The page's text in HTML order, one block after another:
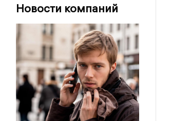
Новости компаний